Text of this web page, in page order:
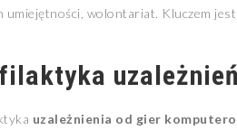
umiejętności, wolontariat. Kluczem jest
uzależnienia od gier